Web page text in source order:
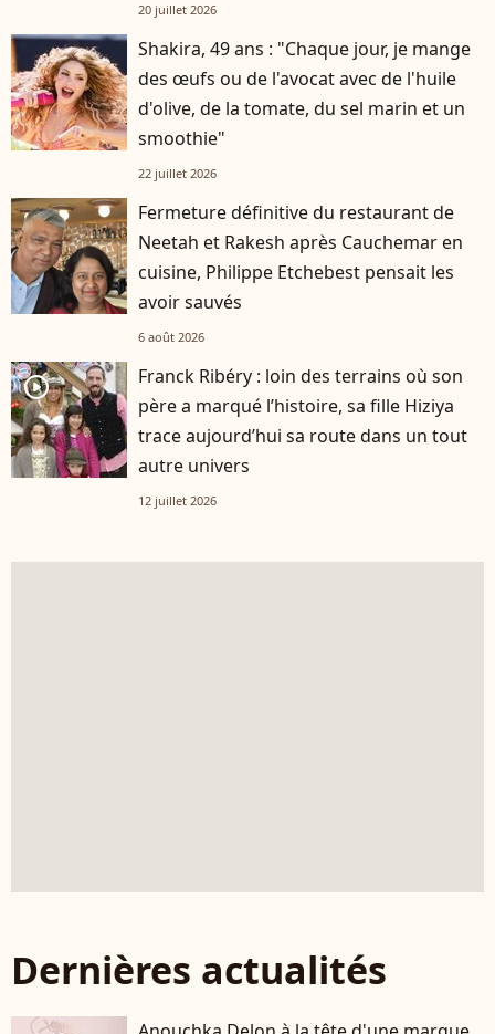
20 juillet 2026
Shakira, 49 ans : "Chaque jour, je mange
des œufs ou de l'avocat avec de l'huile
d'olive, de la tomate, du sel marin et un
smoothie"
22 juillet 2026
Fermeture définitive du restaurant de
Neetah et Rakesh après Cauchemar en
cuisine, Philippe Etchebest pensait les
avoir sauvés
6 août 2026
player2
Franck Ribéry : loin des terrains où son
père a marqué l’histoire, sa fille Hiziya
trace aujourd’hui sa route dans un tout
autre univers
12 juillet 2026
Dernières actualités